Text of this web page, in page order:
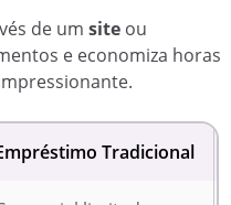
de umsite ou
e economiza horas
Tradicional